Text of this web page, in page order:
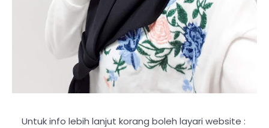
Untuk info lebih lanjut korang boleh layari website :